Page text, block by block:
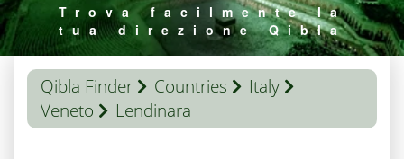
Trova facilmente la
tua direzione Qibla
Qibla Finder Countries
Italy
Veneto
Lendinara